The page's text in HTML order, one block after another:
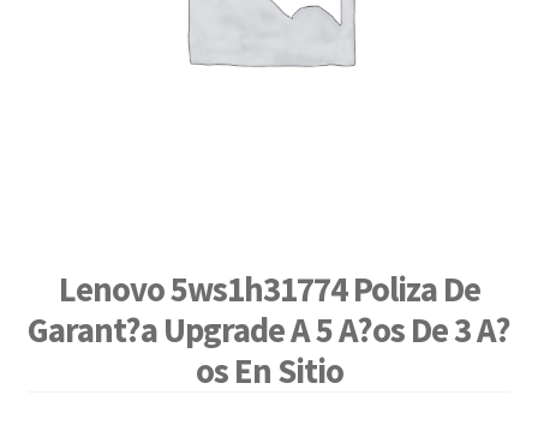
Lenovo 5ws1h31774 Poliza De
Garant?a Upgrade A 5 A?os De 3 A?
os En Sitio